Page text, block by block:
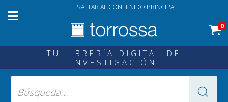
SALTAR AL CONTENIDO PRINCIPAL
0
TU LIBRERÍA DIGITAL DE
INVESTIGACIÓN